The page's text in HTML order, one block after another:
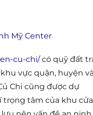
Mỹ Center
cu-chi/có quỹ đất
vực quận, huyện và
Chi cũng được dự
trọng tâm của khu cửa